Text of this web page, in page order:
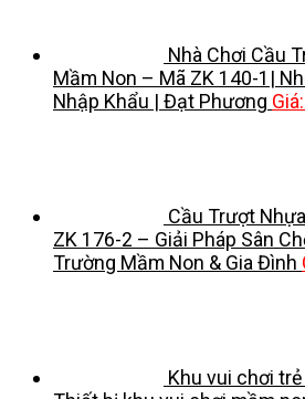
Nhà Chơi Cầu
Mầm Non – Mã ZK 140-1|
Nhập Khẩu | Đạt Phương
Cầu Trượt
ZK 176-2 – Giải Pháp Sân
Trường Mầm Non & Gia Đình
Khu vui chơi